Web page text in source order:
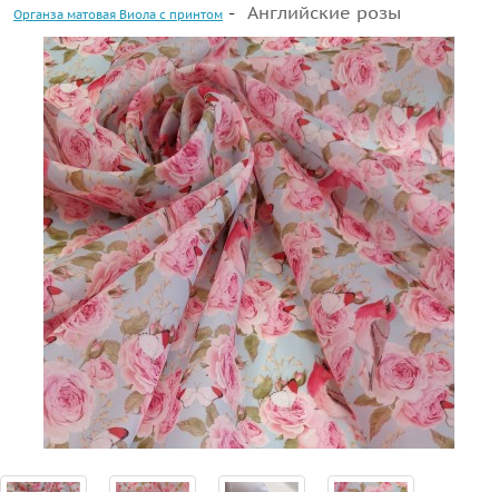
Органза матовая Виола с принтом
Английские розы